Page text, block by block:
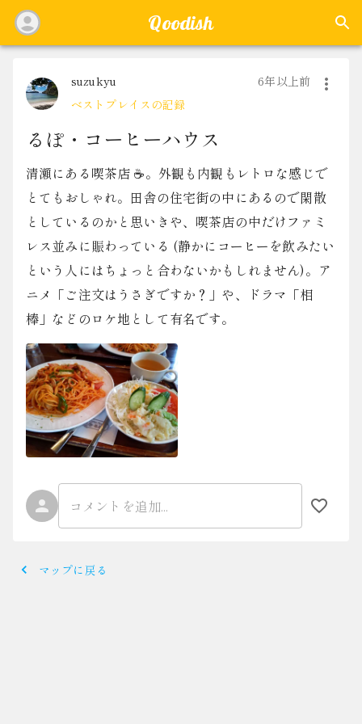
Qoodish
suzukyu
6年以上前
ベストプレイスの記録
るぽ・コーヒーハウス
清瀬にある喫茶店 ☕。外観も内観もレトロな感じで
とてもおしゃれ。田舎の住宅街の中にあるので閑散
としているのかと思いきや、喫茶店の中だけファミ
レス並みに賑わっている (静かにコーヒーを飲みたい
という人にはちょっと合わないかもしれません)。ア
ニメ「ご注文はうさぎですか？」や、ドラマ「相
棒」などのロケ地として有名です。
マップに戻る